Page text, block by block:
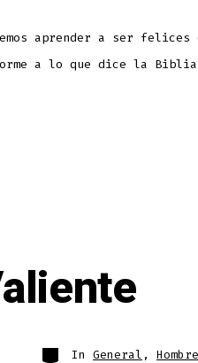
aprender a ser
a lo que dice la
Categories
In General ,